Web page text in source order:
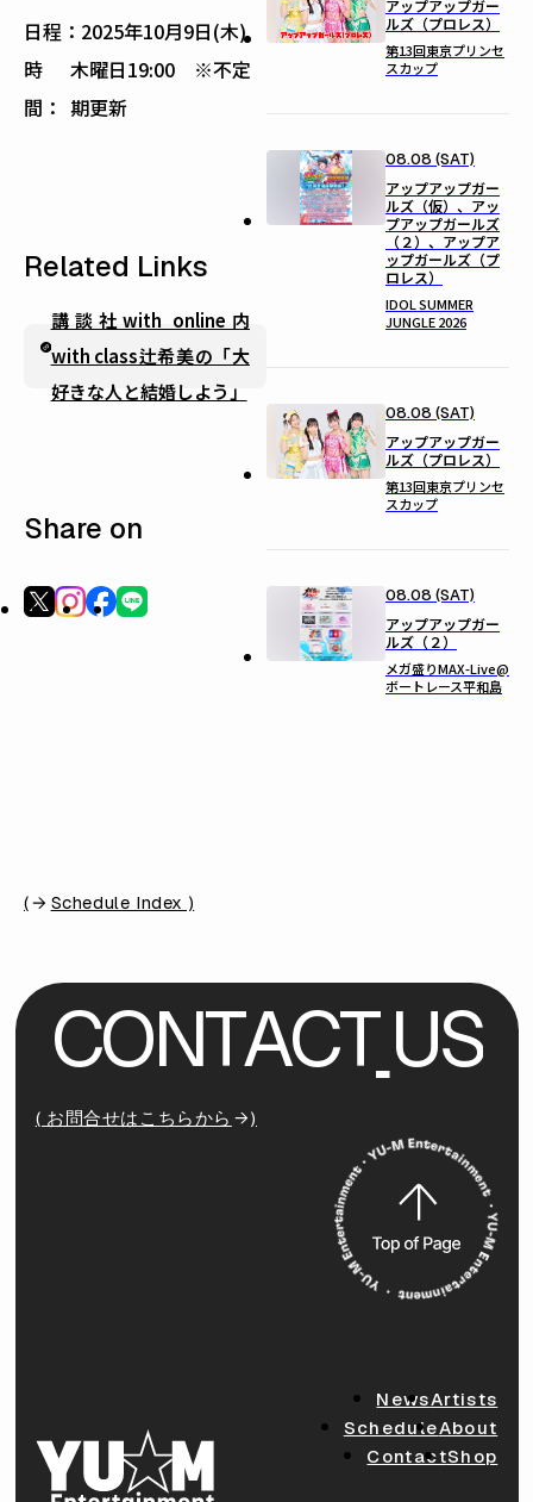
日程： 2025年10月9日(木)
時
間：
木曜日19:00 ※不定
期更新
Related Links
講談社with online内
with class辻希美の「大
好きな人と結婚しよう」
Share on
アップアップガー
ルズ（プロレス）
第13回東京プリンセ
スカップ
08.08 (SAT)
アップアップガー
ルズ（仮）、アッ
プアップガールズ
（２）、アップア
ップガールズ（プ
ロレス）
IDOL SUMMER
JUNGLE 2026
08.08 (SAT)
アップアップガー
ルズ（プロレス）
第13回東京プリンセ
スカップ
08.08 (SAT)
アップアップガー
ルズ（２）
メガ盛りMAX-Live@
ボートレース平和島
( Schedule Index )
CONTACT US
( お問合せはこちらから )
NewsArtists
ScheduleAbout
ContactShop